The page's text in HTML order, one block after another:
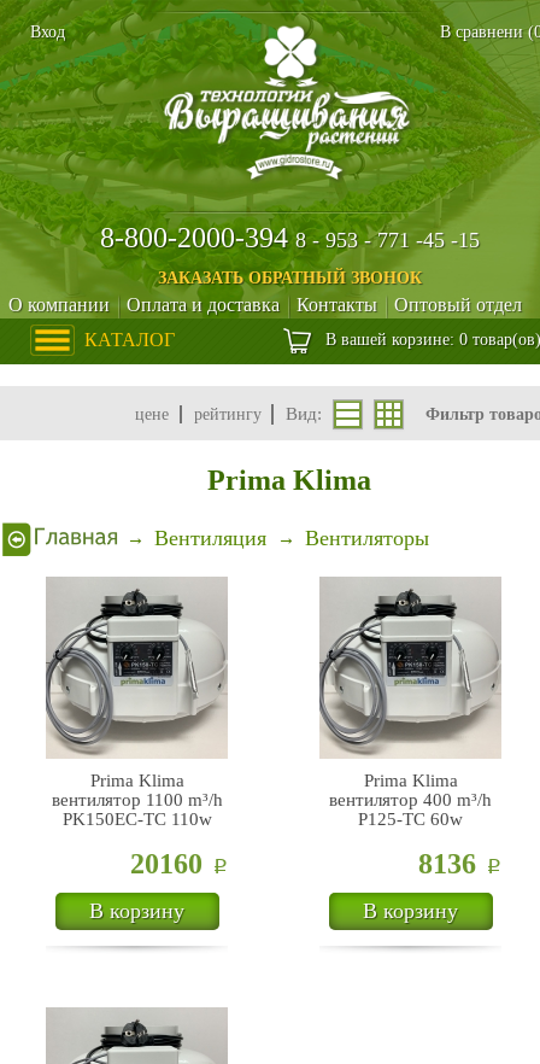
КАТАЛОГ В вашей корзине: 0 товар(ов)
8-800-2000-3948 - 953 - 771 -45 -15
ЗАКАЗАТЬ ОБРАТНЫЙ ЗВОНОК
О компании Оплата и доставка Контакты Оптовый отдел
В сравнени (
Вход
цене рейтингу Вид: Фильтр
Prima Klima
Вентиляция Вентиляторы
Prima Klima
вентилятор 1100 m³/h
PK150EC-TC 110w
20160 Р
В корзину
Prima Klima
вентилятор 400 m³/h
P125-TC 60w
8136 Р
В корзину